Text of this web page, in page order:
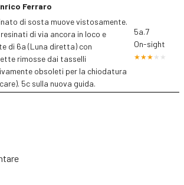
Ferraro
di sosta muove vistosamente.
resinati di via ancora in loco e
di 6a (Luna diretta) con
rimosse dai tasselli
obsoleti per la chiodatura
5c sulla nuova guida.
5a.7
On-sight